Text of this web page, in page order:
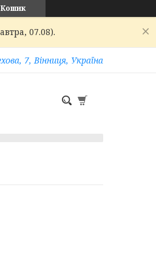
Кошик
07.08).
7, Вінниця, Україна